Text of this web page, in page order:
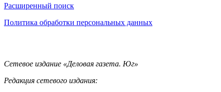
Информация
Расширенный поиск
Политика обработки персональных данных
Контакты
Сетевое издание «Деловая газета. Юг»
Редакция сетевого издания: